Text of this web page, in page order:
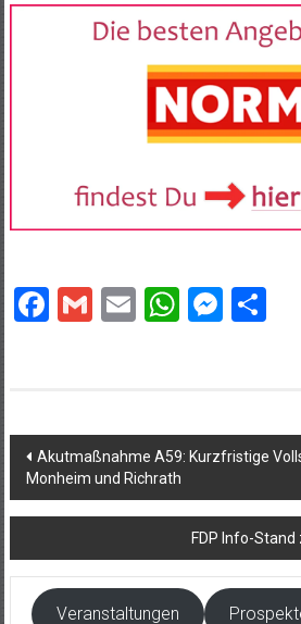
Facebook
Gmail
Email
Beitragsnavigation
Akutmaßnahme A59: Kurzfristige
Monheim und Richrath
FDP Info-
Veranstaltungen